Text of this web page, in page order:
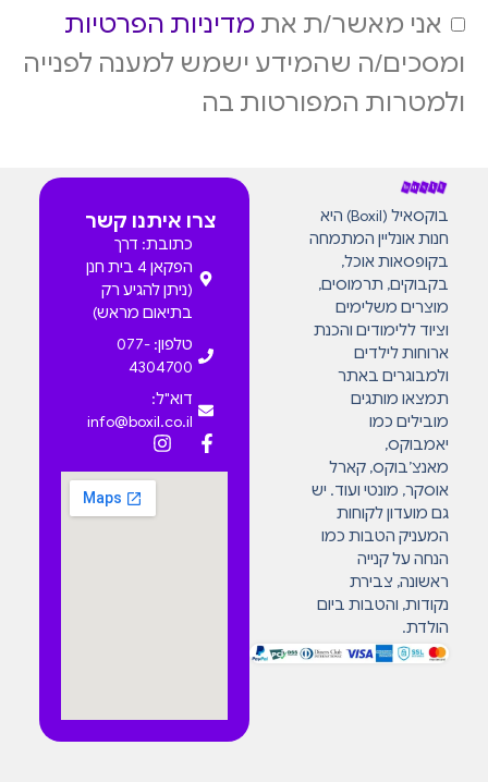
אני מאשר/ת את מדיניות הפרטיות
ומסכים/ה שהמידע ישמש למענה לפנייה
ולמטרות המפורטות בה
בוקסאיל (Boxil) היא
חנות אונליין המתמחה
בקופסאות אוכל,
בקבוקים, תרמוסים,
מוצרים משלימים
וציוד ללימודים והכנת
ארוחות לילדים
ולמבוגרים באתר
תמצאו מותגים
מובילים כמו
יאמבוקס,
מאנצ’בוקס, קארל
אוסקר, מונטי ועוד. יש
גם מועדון לקוחות
המעניק הטבות כמו
הנחה על קנייה
ראשונה, צבירת
נקודות, והטבות ביום
הולדת.
צרו איתנו קשר
כתובת: דרך
הפקאן 4 בית חנן
(ניתן להגיע רק
בתיאום מראש)
טלפון: 077-
4304700
דוא"ל:
info@boxil.co.il